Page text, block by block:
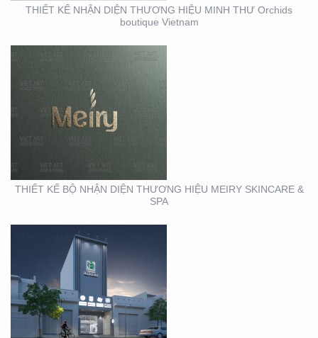
THIẾT KẾ NHẬN DIỆN THƯƠNG HIỆU MINH THƯ Orchids
boutique Vietnam
THIẾT KẾ BỘ NHẬN DIỆN THƯƠNG HIỆU MEIRY SKINCARE &
SPA
THIẾT KẾ THI CÔNG
MẶT DỰNG TẠI BÌNH
DƯƠNG – CỦA HÀNG
THIẾT KẾ THI CÔNG
BẢNG HIỆU QUẬN 1